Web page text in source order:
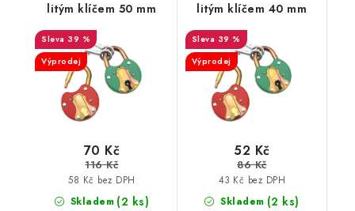
litým klíčem 50 mm
39 %
Výprodej
Skladem (2 ks)
58 Kč bez DPH
70 Kč
116 Kč
litým klíčem 40 mm
39 %
Výprodej
Skladem (2 ks)
43 Kč bez DPH
52 Kč
86 Kč